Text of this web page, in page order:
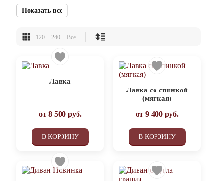
Показать все
120 240 Все
Лавка
от 8 500руб.
В КОРЗИНУ
Лавка со спинкой
(мягкая)
от 9 400руб.
В КОРЗИНУ